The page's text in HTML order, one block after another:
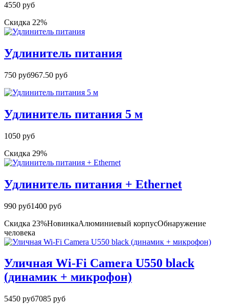
4550 руб
Скидка 22%
Удлинитель питания
750 руб967.50 руб
Удлинитель питания 5 м
1050 руб
Скидка 29%
Удлинитель питания + Ethernet
990 руб1400 руб
Скидка 23%НовинкаАлюминиевый корпусОбнаружение
человека
Уличная Wi-Fi Camera U550 black
(динамик + микрофон)
5450 руб7085 руб